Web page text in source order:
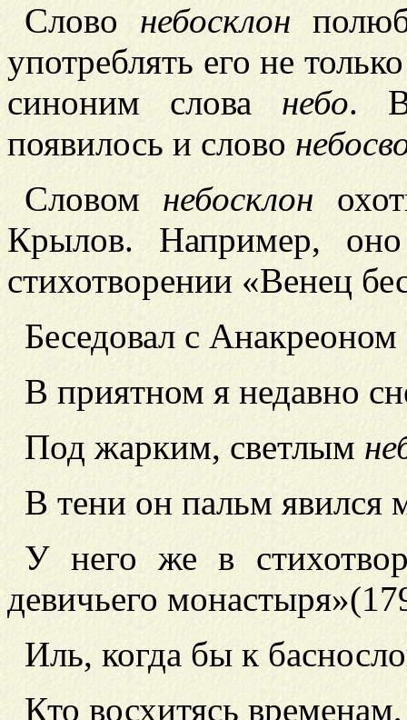
Слово небосклон
употреблять его не
синоним слова небо.
появилось и слово
Словом небосклон
Крылов. Например,
стихотворении «Венец
Беседовал с Анакреоном
В приятном я недавно
Под жарким, светлым
В тени он пальм явился
У него же в
девичьего монастыря»
Иль, когда бы к
Кто восхитясь временам,